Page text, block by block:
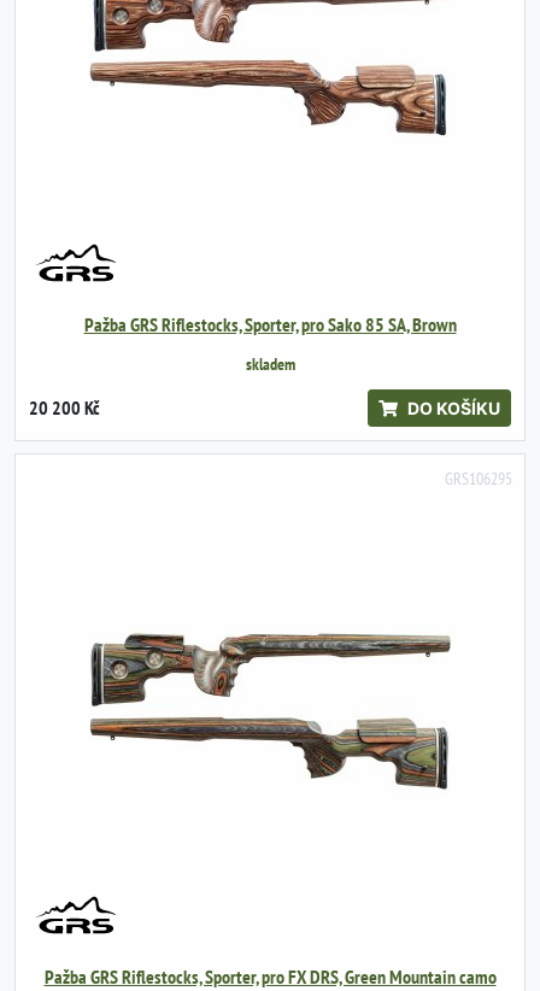
Pažba GRS Riflestocks, Sporter, pro Sako 85 SA, Brown
skladem
20 200 Kč DO KOŠÍKU
GRS106295
Pažba GRS Riflestocks, Sporter, pro FX DRS, Green Mountain camo